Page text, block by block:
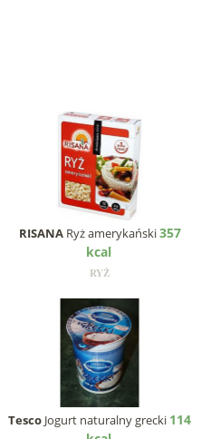
RISANARyż amerykański357
kcal
RYŻ
Tesco Jogurt naturalny grecki 114